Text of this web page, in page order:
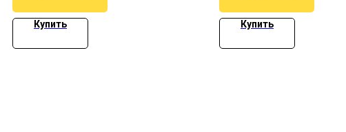
Купить Купить